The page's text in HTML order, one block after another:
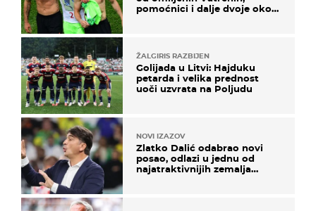
pomoćnici i dalje dvoje oko
ŽALGIRIS RAZBIJEN
Golijada u Litvi: Hajduku
petarda i velika prednost
uoči uzvrata na Poljudu
NOVI IZAZOV
Zlatko Dalić odabrao novi
posao, odlazi u jednu od
najatraktivnijih zemalja